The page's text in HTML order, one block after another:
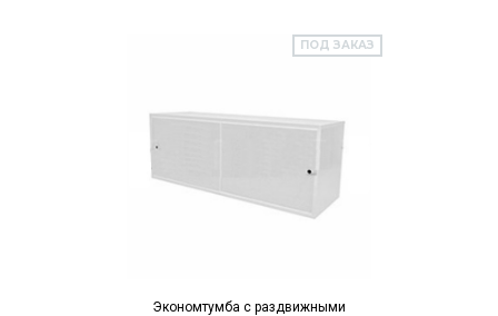
ПОД ЗАКАЗ
Экономтумба с раздвижными